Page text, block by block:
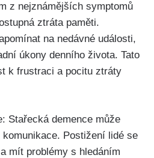
z nejznámějších symptomů
ztráta paměti.
na nedávné události,
úkony denního života. Tato
k frustraci a pocitu ztráty
Stařecká demence může
Postižení lidé se
mít problémy s hledáním